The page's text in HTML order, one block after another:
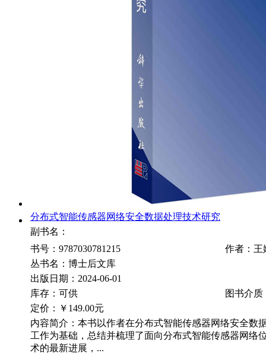
分布式智能传感器网络安全数据处理技术研究
副书名：
书号：9787030781215
作者：王
丛书名：博士后文库
出版日期：2024-06-01
库存：可供
图书介质
定价：
￥149.00元
内容简介：本书以作者在分布式智能传感器网络安全数
工作为基础，总结并梳理了面向分布式智能传感器网络
术的最新进展，...